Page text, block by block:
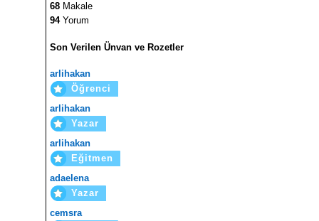
68 Makale
94Yorum
Son Verilen Ünvan ve Rozetler
arlihakan
Öğrenci
arlihakan
Yazar
arlihakan
Eğitmen
adaelena
Yazar
cemsra